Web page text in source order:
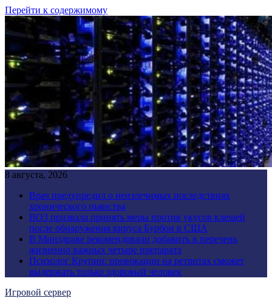
Перейти к содержимому
8 августа, 2026
Врач предупредил о неизлечимых последствиях
хронического пьянства
ВОЗ призвала принять меры против укусов клещей
после обнаружения вируса Бурбон в США
В Минздраве рекомендовали добавить в перечень
жизненно важных четыре препарата
Психолог Крупин: провокации на ретритах сможет
выдержать только здоровый человек
Игровой сервер